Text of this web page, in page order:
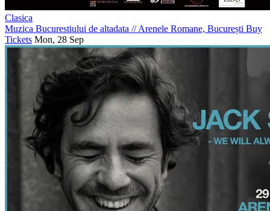
Clasica
Muzica Bucurestiului de altadata //Arenele Romane, București Buy
Tickets Mon, 28 Sep